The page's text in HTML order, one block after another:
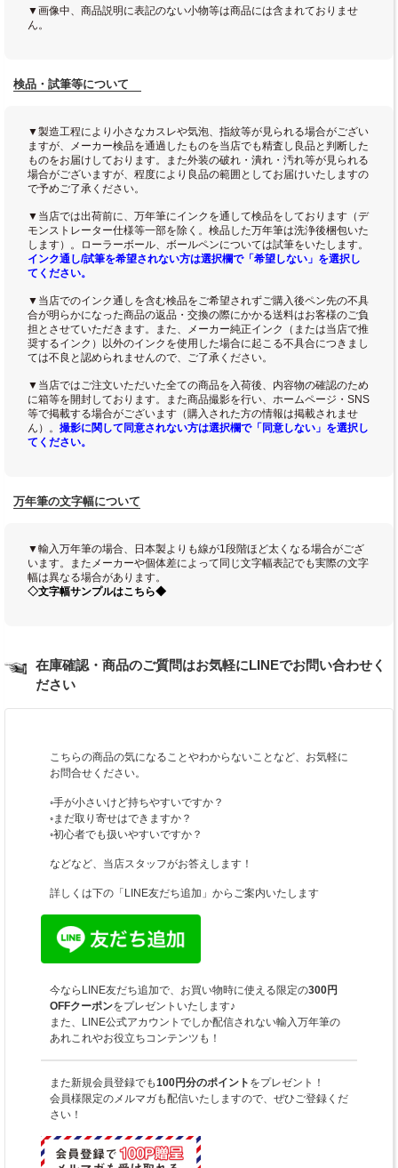
▼画像中、商品説明に表記のない小物等は商品には含まれておりませ
ん。
検品・試筆等について
▼製造工程により小さなカスレや気泡、指紋等が見られる場合がござい
ますが、メーカー検品を通過したものを当店でも精査し良品と判断した
ものをお届けしております。また外装の破れ・潰れ・汚れ等が見られる
場合がございますが、程度により良品の範囲としてお届けいたしますの
で予めご了承ください。
▼当店では出荷前に、万年筆にインクを通して検品をしております（デ
モンストレーター仕様等一部を除く。検品した万年筆は洗浄後梱包いた
します）。ローラーボール、ボールペンについては試筆をいたします。
インク通し/試筆を希望されない方は選択欄で「希望しない」を選択し
てください。
▼当店でのインク通しを含む検品をご希望されずご購入後ペン先の不具
合が明らかになった商品の返品・交換の際にかかる送料はお客様のご負
担とさせていただきます。また、メーカー純正インク（または当店で推
奨するインク）以外のインクを使用した場合に起こる不具合につきまし
ては不良と認められませんので、ご了承ください。
▼当店ではご注文いただいた全ての商品を入荷後、内容物の確認のため
に箱等を開封しております。また商品撮影を行い、ホームページ・SNS
等で掲載する場合がございます（購入された方の情報は掲載されませ
ん）。 撮影に関して同意されない方は選択欄で「同意しない」を選択し
てください。
万年筆の文字幅について
▼輸入万年筆の場合、日本製よりも線が1段階ほど太くなる場合がござ
います。またメーカーや個体差によって同じ文字幅表記でも実際の文字
幅は異なる場合があります。
◇文字幅サンプルはこちら◆
在庫確認・商品のご質問はお気軽にLINEでお問い合わせく
ださい
こちらの商品の気になることやわからないことなど、お気軽に
お問合せください。
◦手が小さいけど持ちやすいですか？
◦まだ取り寄せはできますか？
◦初心者でも扱いやすいですか？
などなど、当店スタッフがお答えします！
詳しくは下の「LINE友だち追加」からご案内いたします
今ならLINE友だち追加で、お買い物時に使える限定の300円
OFFクーポンをプレゼントいたします♪
また、LINE公式アカウントでしか配信されない輸入万年筆の
あれこれやお役立ちコンテンツも！
また新規会員登録でも100円分のポイント をプレゼント！
会員様限定のメルマガも配信いたしますので、ぜひご登録くだ
さい！